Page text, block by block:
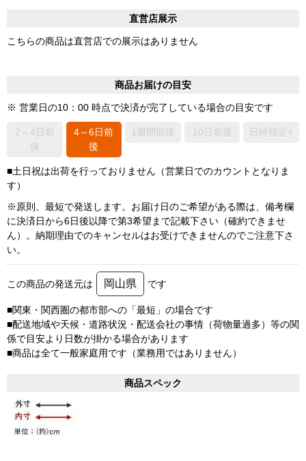
直営店展示
こちらの商品は直営店での展示はありません
商品お届けの目安
※ 営業日の10：00 時点で決済が完了している場合の目安です
2～4日前
後
4～6日前
後
1週間前後 10日前後 日時指定×
■土日祝は出荷を行っておりません（営業日でのカウントとなりま
す）
※原則、最短で発送します。お届け日のご希望がある際は、備考欄
に決済日から6日後以降で第3希望まで記載下さい（確約できませ
ん）。納期理由でのキャンセルはお受けできませんのでご注意下さ
い。
この商品の発送元は 岡山県 です
■関東・関西圏の都市部への「最短」の場合です
■配送地域や天候・道路状況・配送会社の事情（荷物量過多）等の関
係で目安より日数が掛かる場合があります
■商品は全て一般家庭用です（業務用ではありません）
商品スペック